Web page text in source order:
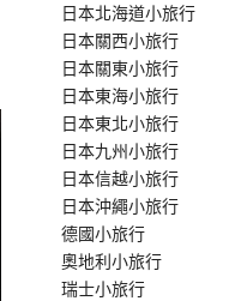
日本北海道小旅行
日本關西小旅行
日本關東小旅行
日本東海小旅行
日本東北小旅行
日本九州小旅行
日本信越小旅行
日本沖繩小旅行
德國小旅行
奧地利小旅行
瑞士小旅行